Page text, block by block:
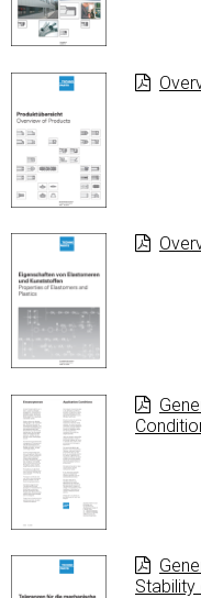
Stability